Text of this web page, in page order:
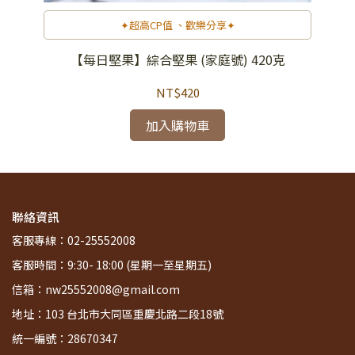
✦超高CP值 、歡樂分享✦
【每日堅果】綜合堅果 (家庭號) 420克
NT$420
加入購物車
聯絡資訊
客服專線：02-25552008
客服時間：9:30- 18:00 (星期一至星期五)
信箱：nw25552008@gmail.com
地址：103 台北市大同區重慶北路二段18號
統一編號：28670347